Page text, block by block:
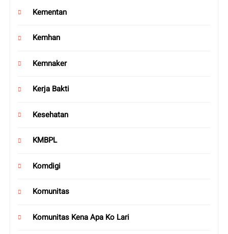
Kementan
Kemhan
Kemnaker
Kerja Bakti
Kesehatan
KMBPL
Komdigi
Komunitas
Komunitas Kena Apa Ko Lari